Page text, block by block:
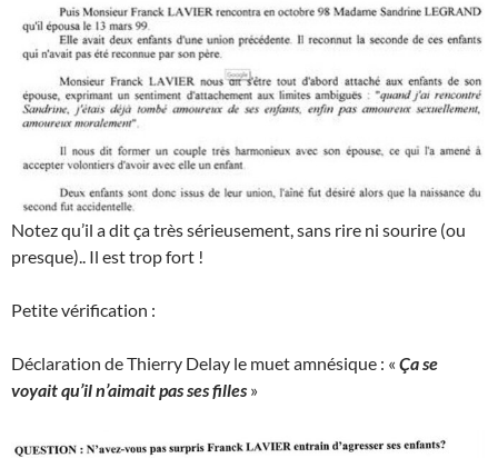
Notez qu’il a dit ça très sérieusement, sans rire ni sourire (ou
presque).. Il est trop fort !
Petite vérification :
Déclaration de Thierry Delay le muet amnésique : « Ça se
voyait qu’il n’aimait pas ses filles »